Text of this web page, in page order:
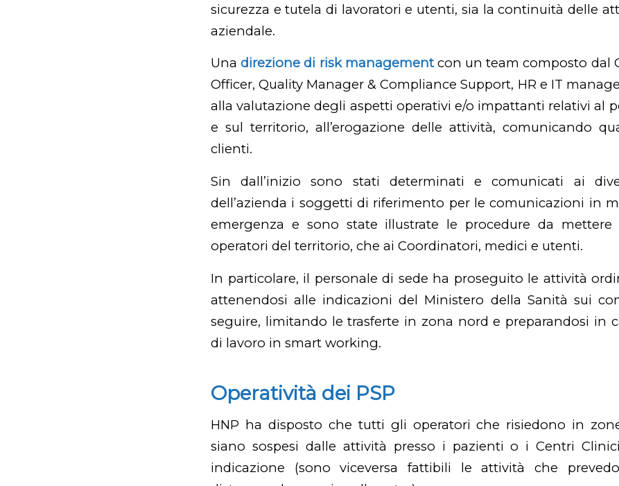
sicurezza e tutela di lavoratori e utenti, sia la continuità delle
aziendale.
Unadirezione di risk managementcon un team composto dal
Officer, Quality Manager & Compliance Support, HR e IT
alla valutazione degli aspetti operativi e/o impattanti relativi al
e sul territorio, all’erogazione delle attività, comunicando
clienti.
Sin dall’inizio sono stati determinati e comunicati ai
dell’azienda i soggetti di riferimento per le comunicazioni in
emergenza e sono state illustrate le procedure da
operatori del territorio, che ai Coordinatori, medici e utenti.
In particolare, il personale di sede ha proseguito le attività
attenendosi alle indicazioni del Ministero della Sanità sui
seguire, limitando le trasferte in zona nord e preparandosi in
di lavoro in smart working.
Operatività dei PSP
HNP ha disposto che tutti gli operatori che risiedono in
siano sospesi dalle attività presso i pazienti o i Centri
indicazione (sono viceversa fattibili le attività che